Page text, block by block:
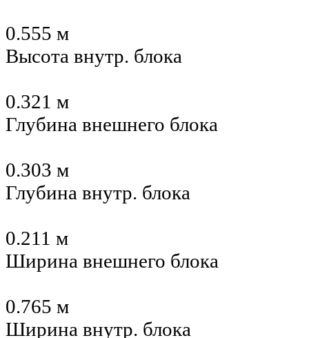
0.555 м
Высота внутр. блока
0.321 м
Глубина внешнего блока
0.303 м
Глубина внутр. блока
0.211 м
Ширина внешнего блока
0.765 м
Ширина внутр. блока